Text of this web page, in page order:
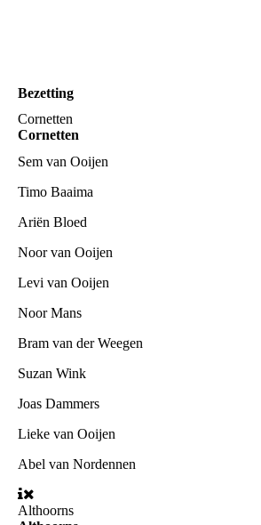
Bezetting
Cornetten
Cornetten
Sem van Ooijen
Timo Baaima
Ariën Bloed
Noor van Ooijen
Levi van Ooijen
Noor Mans
Bram van der Weegen
Suzan Wink
Joas Dammers
Lieke van Ooijen
Abel van Nordennen
Althoorns